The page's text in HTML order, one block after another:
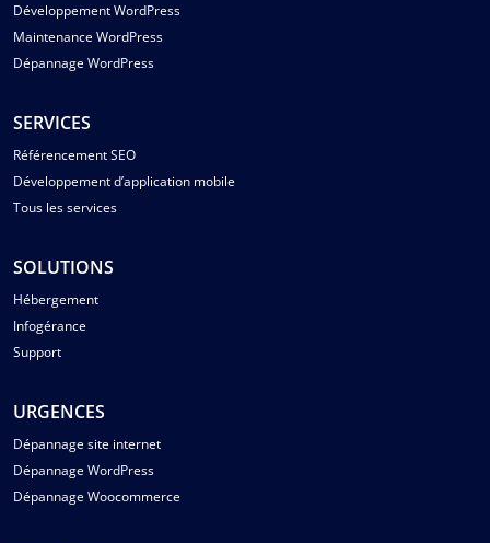
Développement WordPress
Maintenance WordPress
Dépannage WordPress
SERVICES
Référencement SEO
Développement d’application mobile
Tous les services
SOLUTIONS
Hébergement
Infogérance
Support
URGENCES
Dépannage site internet
Dépannage WordPress
Dépannage Woocommerce